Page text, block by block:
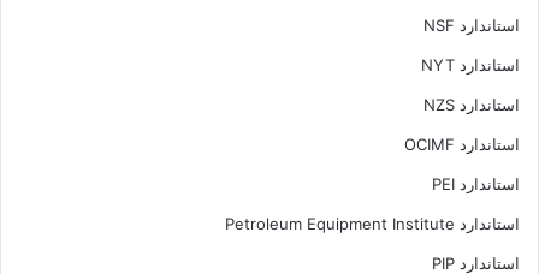
استاندارد NSF
استاندارد NYT
استاندارد NZS
استاندارد OCIMF
استاندارد PEI
استاندارد Petroleum Equipment Institute
استاندارد PIP